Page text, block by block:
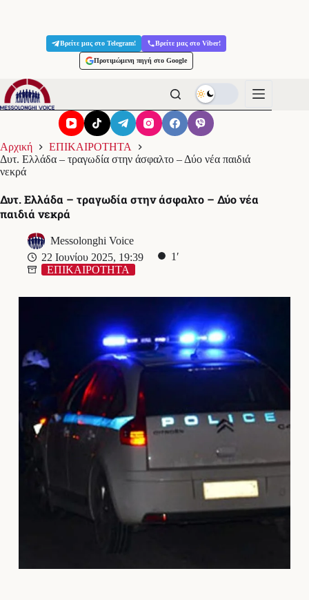
Βρείτε μας στο Telegram! Βρείτε μας στο Viber!
Προτιμώμενη πηγή στο Google
Αρχική
ΕΠΙΚΑΙΡΟΤΗΤΑ
Δυτ. Ελλάδα – τραγωδία στην άσφαλτο – Δύο νέα παιδιά
νεκρά
Δυτ. Ελλάδα – τραγωδία στην άσφαλτο – Δύο νέα
παιδιά νεκρά
Messolonghi Voice
22 Ιουνίου 2025, 19:39
1′
ΕΠΙΚΑΙΡΟΤΗΤΑ